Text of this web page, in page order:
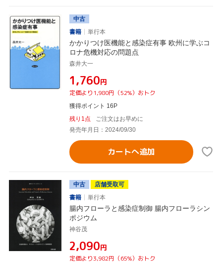
中古
書籍
単行本
かかりつけ医機能と感染症有事 欧州に学ぶコ
ロナ危機対応の問題点
森井大一
¥1,760円
定価より1,980円（52%）おトク
獲得ポイント 16P
残り1点
ご注文はお早めに
発売年月日：2024/09/30
カートへ追加
中古
店舗受取可
書籍
単行本
腸内フローラと感染症制御 腸内フローラシン
ポジウム
神谷茂
¥2,090円
定価より3,982円（65%）おトク